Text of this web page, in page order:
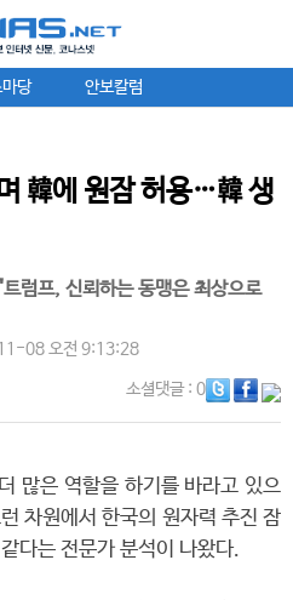
당 안보칼럼
韓에 원잠 허용…韓 생
럼프, 신뢰하는 동맹은 최상으로
08 오전 9:13:28
소셜댓글: 0
많은 역할을 하기를 바라고 있으
차원에서 한국의 원자력 추진 잠
다는 전문가 분석이 나왔다.